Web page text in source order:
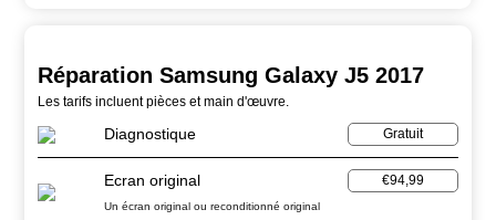
Réparation Samsung Galaxy J5 2017
Les tarifs incluent pièces et main d'œuvre.
Diagnostique Gratuit
Ecran original €94,99
Un écran original ou reconditionné original